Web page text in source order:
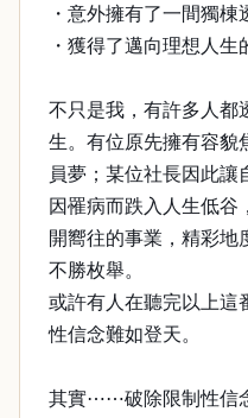
・意外擁有了一間獨棟
・獲得了邁向理想人生
不只是我，有許多人都
生。有位原先擁有容貌
員夢；某位社長因此讓
因罹病而跌入人生低谷
開嚮往的事業，精彩
不勝枚舉。
或許有人在聽完以上這
性信念難如登天。
其實⋯⋯破除限制性信